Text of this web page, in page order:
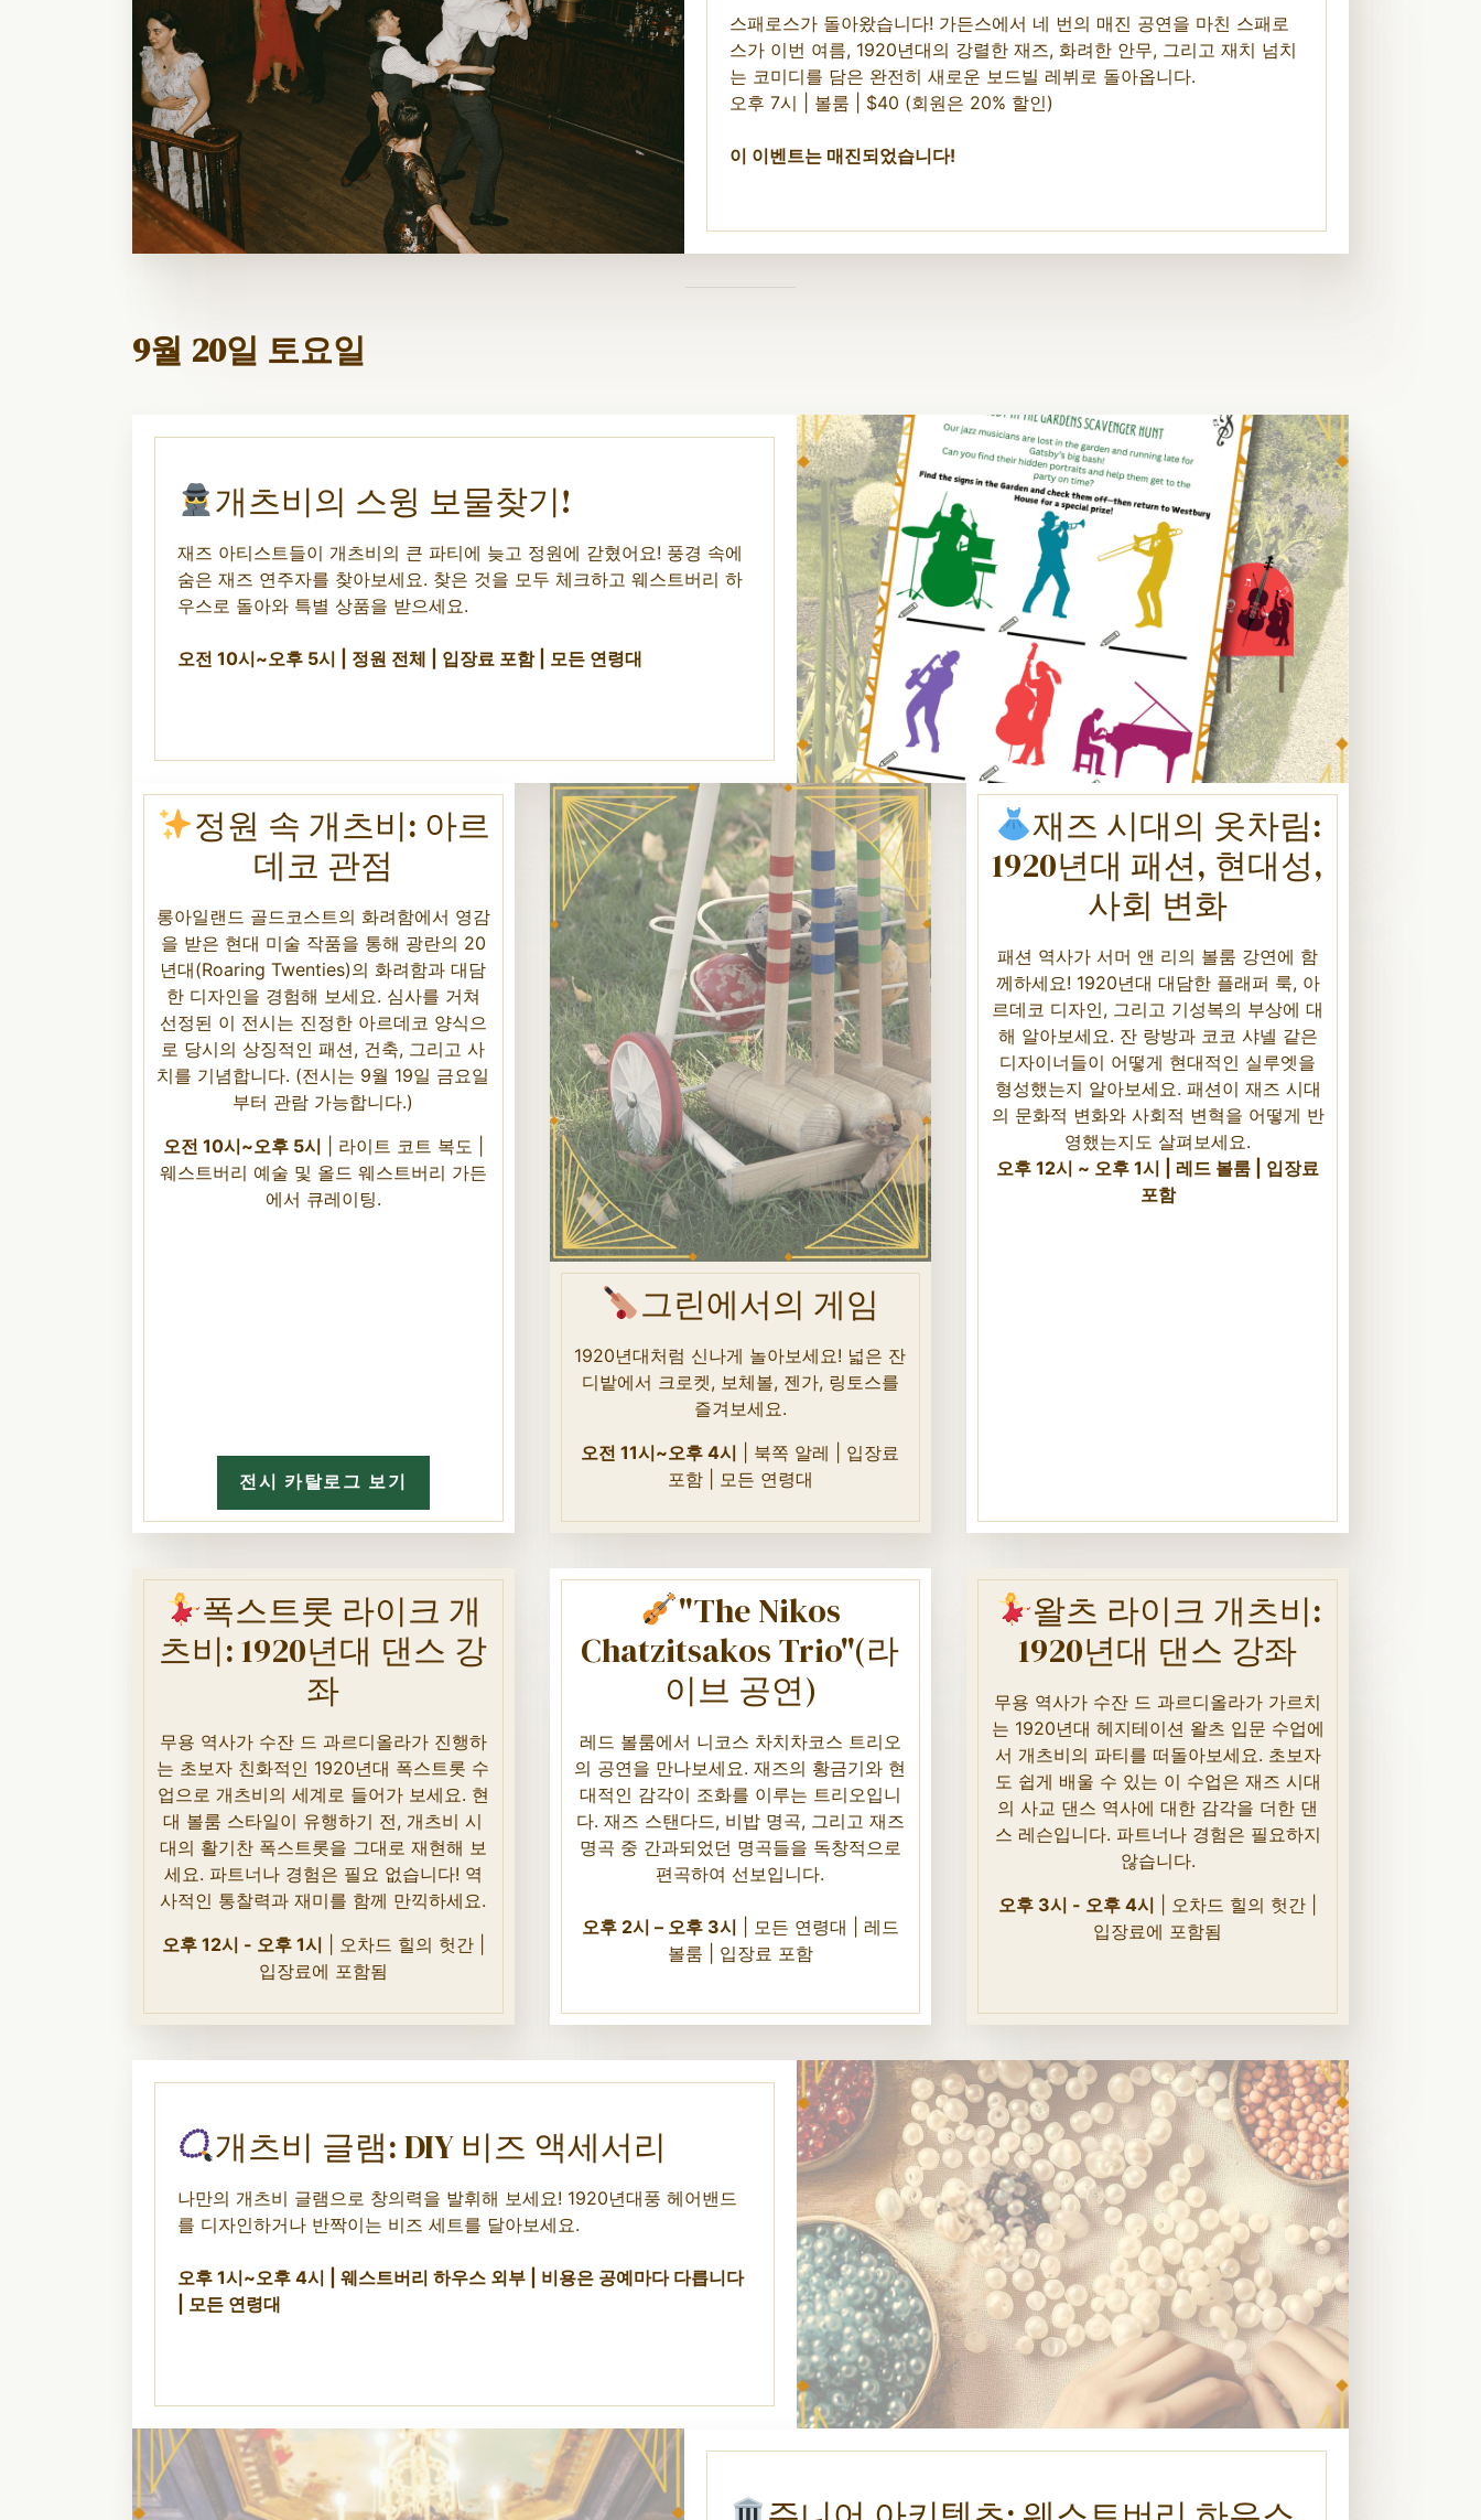
스패로스가 돌아왔습니다! 가든스에서 네 번의 매진 공연을 마친 스패로
스가 이번 여름, 1920년대의 강렬한 재즈, 화려한 안무, 그리고 재치 넘치
는 코미디를 담은 완전히 새로운 보드빌 레뷔로 돌아옵니다.
오후 7시 | 볼룸 | $40 (회원은 20% 할인)
이 이벤트는 매진되었습니다!
9월 20일 토요일
개츠비의 스윙 보물찾기!
재즈 아티스트들이 개츠비의 큰 파티에 늦고 정원에 갇혔어요! 풍경 속에
숨은 재즈 연주자를 찾아보세요. 찾은 것을 모두 체크하고 웨스트버리 하
우스로 돌아와 특별 상품을 받으세요.
오전 10시~오후 5시 | 정원 전체 | 입장료 포함 | 모든 연령대
정원 속 개츠비: 아르
데코 관점
롱아일랜드 골드코스트의 화려함에서 영감
을 받은 현대 미술 작품을 통해 광란의 20
년대(Roaring Twenties)의 화려함과 대담
한 디자인을 경험해 보세요. 심사를 거쳐
선정된 이 전시는 진정한 아르데코 양식으
로 당시의 상징적인 패션, 건축, 그리고 사
치를 기념합니다. (전시는 9월 19일 금요일
부터 관람 가능합니다.)
오전 10시~오후 5시 | 라이트 코트 복도 |
웨스트버리 예술 및 올드 웨스트버리 가든
에서 큐레이팅.
전시 카탈로그 보기
그린에서의 게임
1920년대처럼 신나게 놀아보세요! 넓은 잔
디밭에서 크로켓, 보체볼, 젠가, 링토스를
즐겨보세요.
오전 11시~오후 4시 | 북쪽 알레 | 입장료
포함 | 모든 연령대
재즈 시대의 옷차림:
1920년대 패션, 현대성,
사회 변화
패션 역사가 서머 앤 리의 볼룸 강연에 함
께하세요! 1920년대 대담한 플래퍼 룩, 아
르데코 디자인, 그리고 기성복의 부상에 대
해 알아보세요. 잔 랑방과 코코 샤넬 같은
디자이너들이 어떻게 현대적인 실루엣을
형성했는지 알아보세요. 패션이 재즈 시대
의 문화적 변화와 사회적 변혁을 어떻게 반
영했는지도 살펴보세요.
오후 12시 ~ 오후 1시 | 레드 볼룸 | 입장료
포함
폭스트롯 라이크 개
츠비: 1920년대 댄스 강
좌
무용 역사가 수잔 드 과르디올라가 진행하
는 초보자 친화적인 1920년대 폭스트롯 수
업으로 개츠비의 세계로 들어가 보세요. 현
대 볼룸 스타일이 유행하기 전, 개츠비 시
대의 활기찬 폭스트롯을 그대로 재현해 보
세요. 파트너나 경험은 필요 없습니다! 역
사적인 통찰력과 재미를 함께 만끽하세요.
오후 12시 - 오후 1시 | 오차드 힐의 헛간 |
입장료에 포함됨
"The Nikos
Chatzitsakos Trio"(라
이브 공연)
레드 볼룸에서 니코스 차치차코스 트리오
의 공연을 만나보세요. 재즈의 황금기와 현
대적인 감각이 조화를 이루는 트리오입니
다. 재즈 스탠다드, 비밥 명곡, 그리고 재즈
명곡 중 간과되었던 명곡들을 독창적으로
편곡하여 선보입니다.
오후 2시 – 오후 3시 | 모든 연령대 | 레드
볼룸 | 입장료 포함
왈츠 라이크 개츠비:
1920년대 댄스 강좌
무용 역사가 수잔 드 과르디올라가 가르치
는 1920년대 헤지테이션 왈츠 입문 수업에
서 개츠비의 파티를 떠돌아보세요. 초보자
도 쉽게 배울 수 있는 이 수업은 재즈 시대
의 사교 댄스 역사에 대한 감각을 더한 댄
스 레슨입니다. 파트너나 경험은 필요하지
않습니다.
오후 3시 - 오후 4시 | 오차드 힐의 헛간 |
입장료에 포함됨
개츠비 글램: DIY 비즈 액세서리
나만의 개츠비 글램으로 창의력을 발휘해 보세요! 1920년대풍 헤어밴드
를 디자인하거나 반짝이는 비즈 세트를 달아보세요.
오후 1시~오후 4시 | 웨스트버리 하우스 외부 | 비용은 공예마다 다릅니다
| 모든 연령대